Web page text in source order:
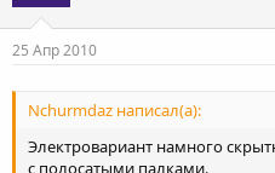
25 Апр 2010
Nchurmdaz написал(а):
Электровариант намного
с полосатыми палками.